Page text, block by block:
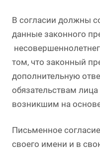
В согласии должны
данные законного
том, что законный
дополнительную
обязательствам
возникшим на
Письменное
своего имени и в